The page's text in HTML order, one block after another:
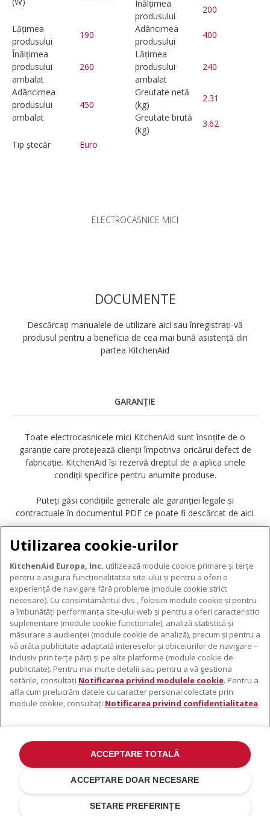
Înălțimea
produsului
200
Lățimea
produsului
190
Adâncimea
produsului
400
Înălțimea
produsului
ambalat
260
Lățimea
produsului
ambalat
240
Adâncimea
produsului
ambalat
450
Greutate netă
(kg)
2.31
Greutate brută
(kg)
3.62
Tip ștecăr
Euro
ELECTROCASNICE MICI
DOCUMENTE
Descărcați manualele de utilizare aici sau înregistrați-vă
produsul pentru a beneficia de cea mai bună asistență din
partea KitchenAid
GARANȚIE
Toate electrocasnicele mici KitchenAid sunt însoțite de o
garanție care protejează clienții împotriva oricărui defect de
fabricație. KitchenAid își rezervă dreptul de a aplica unele
condiții specifice pentru anumite produse.
Puteți găsi condițiile generale ale garanției legale și
contractuale în documentul PDF ce poate fi descărcat de aici.
DESCĂRCARE GARANȚIE
DESPRE KITCHENAID
Despre KitchenAid
Istoria mărcii
ODR
PRODUSELE NOASTRE
Electrocasnice mici
Accesorii pentru produse
SUPORT
De unde cumpărați
Localizator centre de service
Contacte
©2022 Toate drepturile rezervate. KitchenAid și designul mixerului cu
suport sunt mărci înregistrate în SUA. și în altă parte .
Notificare Privind Confidențialitatea.Modulele cookie.Alte țări
Utilizarea cookie-urilor
KitchenAid Europa, Inc. utilizează module cookie primare și terțe
pentru a asigura funcționalitatea site-ului și pentru a oferi o
experiență de navigare fără probleme (module cookie strict
necesare). Cu consimțământul dvs., folosim module cookie și pentru
a îmbunătăți performanța site-ului web și pentru a oferi caracteristici
suplimentare (module cookie funcționale), analiză statistică și
măsurare a audienței (module cookie de analiză), precum și pentru a
vă arăta publicitate adaptată intereselor și obiceiurilor de navigare –
inclusiv prin terțe părți și pe alte platforme (module cookie de
publicitate). Pentru mai multe detalii sau pentru a vă gestiona
setările, consultați Notificarea privind modulele cookie. Pentru a
afla cum prelucrăm datele cu caracter personal colectate prin
module cookie, consultați Notificarea privind confidențialitatea.
SETARE PREFERINȚE
ACCEPTARE DOAR NECESARE
ACCEPTARE TOTALĂ